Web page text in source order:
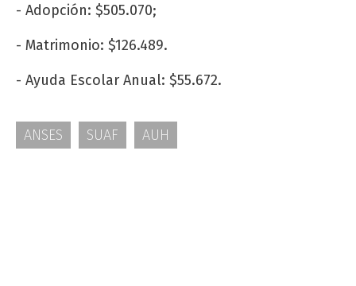
- Adopción: $505.070;
- Matrimonio: $126.489.
- Ayuda Escolar Anual: $55.672.
ANSES SUAF AUH